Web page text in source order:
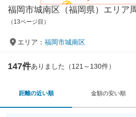
福岡市城南区（福岡県）エリア
（13ページ目）
エリア： 福岡市城南区
147件ありました（121～130件）
距離の近い順 金額の安い順